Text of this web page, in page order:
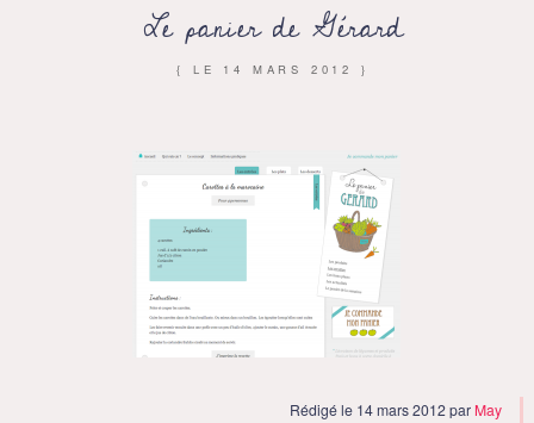
Le panier de Gérard
{ LE 14 MARS 2012 }
Rédigé le 14 mars 2012 par May